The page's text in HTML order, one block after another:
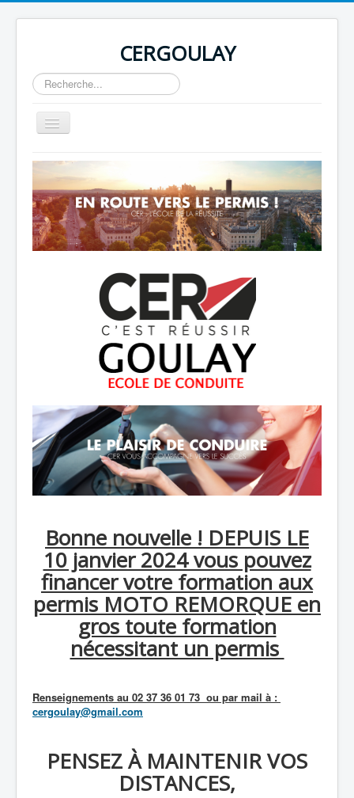
CERGOULAY
Rechercher
Basculer
la
Home
About
Author Login
Bonne nouvelle ! DEPUIS LE
10 janvier 2024 vous pouvez
financer votre formation aux
permis MOTO REMORQUE en
gros toute formation
nécessitant un permis
Renseignements au 02 37 36 01 73 ou par mail à :
cergoulay@gmail.com
PENSEZ À MAINTENIR VOS
DISTANCES,